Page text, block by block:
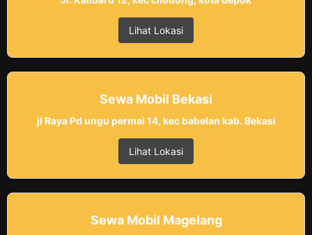
Lihat Lokasi
Sewa Mobil Bekasi
jl Raya Pd ungu permai 14, kec babelan kab. Bekasi
Lihat Lokasi
Sewa Mobil Magelang